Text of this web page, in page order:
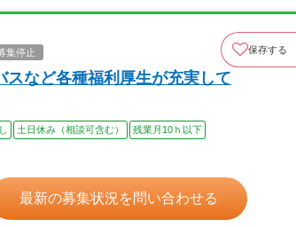
集停止 保存する
など各種福利厚生が充実して
土日休み（相談可含む）
残業月10ｈ以下
最新の募集状況を問い合わせる